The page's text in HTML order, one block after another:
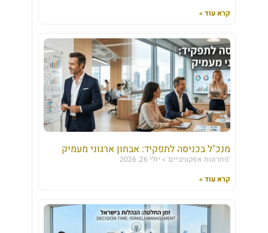
קרא עוד »
מנכ"ל בכניסה לתפקיד: אבחון ארגוני מעמיק
'פתרונות אפקטיביים'
יולי 26, 2026
קרא עוד »